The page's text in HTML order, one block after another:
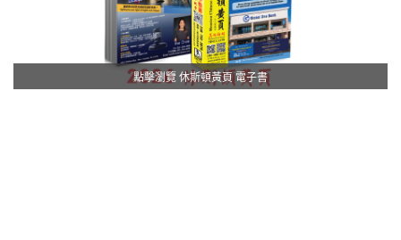
點擊瀏覽 休斯頓黃頁 電子書